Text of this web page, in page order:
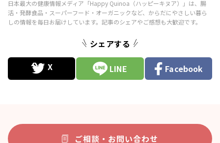
シェアする
LINE Facebook
ご相談・お問い合わせ